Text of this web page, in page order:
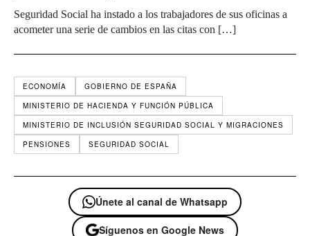
Seguridad Social ha instado a los trabajadores de sus oficinas a
acometer una serie de cambios en las citas con […]
ECONOMÍA
GOBIERNO DE ESPAÑA
MINISTERIO DE HACIENDA Y FUNCIÓN PÚBLICA
MINISTERIO DE INCLUSIÓN SEGURIDAD SOCIAL Y MIGRACIONES
PENSIONES
SEGURIDAD SOCIAL
Únete al canal de Whatsapp
Síguenos en Google News